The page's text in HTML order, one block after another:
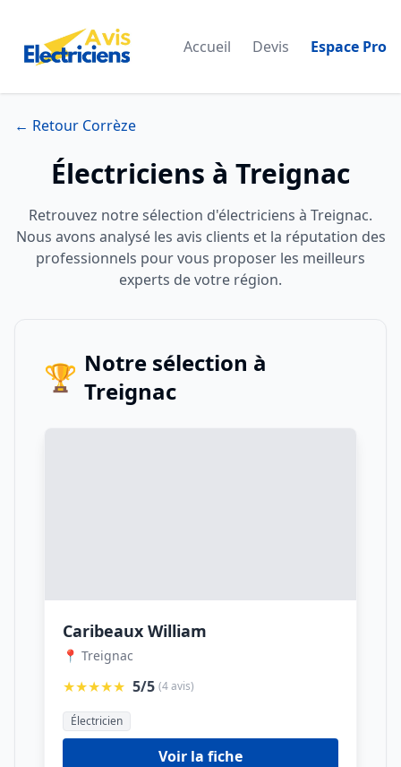
Accueil Devis Espace Pro
← Retour Corrèze
Électriciens à Treignac
Retrouvez notre sélection d'électriciens à Treignac.
Nous avons analysé les avis clients et la réputation des
professionnels pour vous proposer les meilleurs
experts de votre région.
🏆 Notre sélection à
Treignac
Caribeaux William
📍 Treignac
★★★★★ 5/5 (4 avis)
Électricien
Voir la fiche